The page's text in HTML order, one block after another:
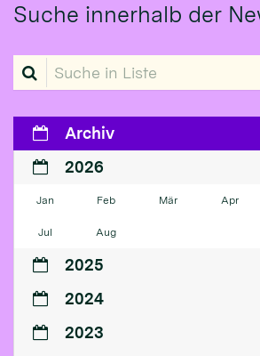
Suche innerhalb der
Suche in Liste
Archiv
2026
Jan Feb Mär Apr
Jul Aug
2025
2024
2023